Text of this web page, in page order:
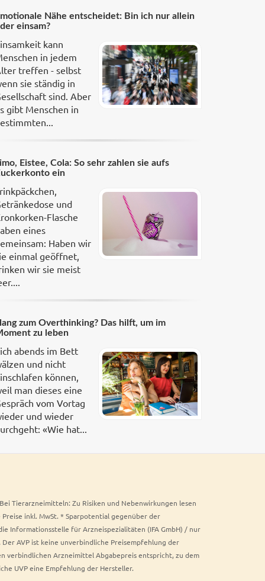
Nähe entscheidet: Bin ich nur allein
einsam?
kann
in jedem
treffen - selbst
sie ständig in
sind. Aber
gibt Menschen in
Eistee, Cola: So sehr zahlen sie aufs
ein
und
Flasche
eines
Haben wir
einmal geöffnet,
wir sie meist
zum Overthinking? Das hilft, um im
zu leben
abends im Bett
und nicht
können,
man dieses eine
vom Vortag
und wieder
«Wie hat...
Tierarzneimitteln: Zu Risiken und Nebenwirkungen lesen
inkl. MwSt. * Sparpotential gegenüber der
Informationsstelle für Arzneispezialitäten (IFA GmbH) / nur
AVP ist keine unverbindliche Preisempfehlung der
verbindlichen Arzneimittel Abgabepreis entspricht, zu dem
UVP eine Empfehlung der Hersteller.